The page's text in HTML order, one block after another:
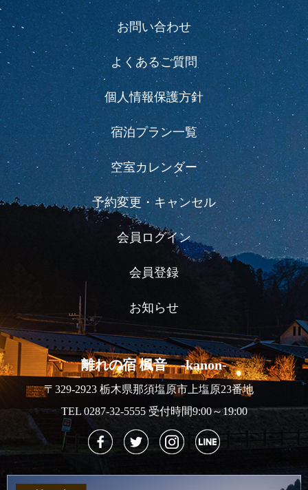
お問い合わせ
よくあるご質問
個人情報保護方針
宿泊プラン一覧
空室カレンダー
予約変更・キャンセル
会員ログイン
会員登録
お知らせ
離れの宿 楓音 -kanon-
〒329-2923 栃木県那須塩原市上塩原23番地
TEL 0287-32-5555 受付時間9:00～19:00